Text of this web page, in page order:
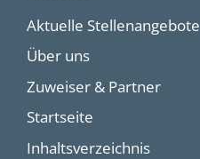
Aktuelle Stellenangebote
Über uns
Zuweiser & Partner
Startseite
Inhaltsverzeichnis